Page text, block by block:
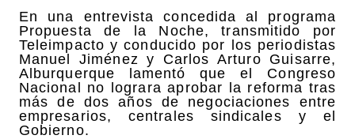
En una entrevista concedida al programa
Propuesta de la Noche, transmitido por
Teleimpacto y conducido por los periodistas
Manuel Jiménez y Carlos Arturo Guisarre,
Alburquerque lamentó que el Congreso
Nacional no lograra aprobar la reforma tras
más de dos años de negociaciones entre
empresarios, centrales sindicales y el
Gobierno.